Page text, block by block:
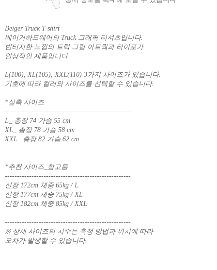
Beiger Truck T-shirt
베이거하드웨어의 Truck 그래픽 티셔츠입니다.
빈티지한 느낌의 트럭 그림 아트웍과 타이포가
인상적인 제품입니다.
L(100), XL(105), XXL(110) 3가지 사이즈가 있습니다.
기호에 따라 컬러와 사이즈를 선택할 수 있습니다.
*실측 사이즈
----------------------------------------------------
L_ 총장 74 가슴 55 cm
XL_ 총장 78 가슴 58 cm
XXL_ 총장 82 가슴 62 cm
*추천 사이즈_참고용
----------------------------------------------------
신장 172cm 체중 65kg / L
신장 177cm 체중 75kg / XL
신장 182cm 체중 85kg / XXL
----------------------------------------------------
※ 상세 사이즈의 치수는 측정 방법과 위치에 따라
오차가 발생할 수 있습니다.